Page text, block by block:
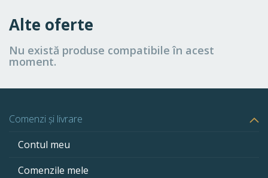
Alte oferte
Nu există produse compatibile în acest
moment.
Comenzi și livrare
Contul meu
Comenzile mele